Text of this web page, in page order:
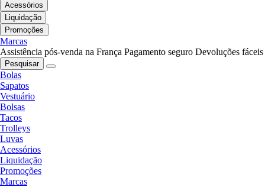
Acessórios
Liquidação
Promoções
Marcas
Assistência pós-venda na França Pagamento seguro Devoluções fáceis
Pesquisar
Bolas
Sapatos
Vestuário
Bolsas
Tacos
Trolleys
Luvas
Acessórios
Liquidação
Promoções
Marcas